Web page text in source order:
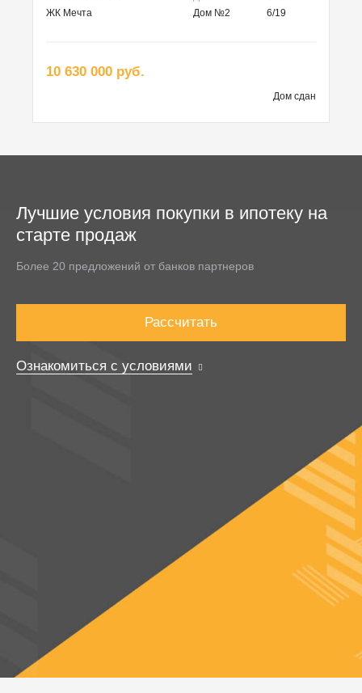
ЖК Мечта
Дом №2 6/19
10 630 000 руб.
Дом сдан
Лучшие условия покупки в ипотеку на
старте продаж
Более 20 предложений от банков партнеров
Рассчитать
Ознакомиться с условиями